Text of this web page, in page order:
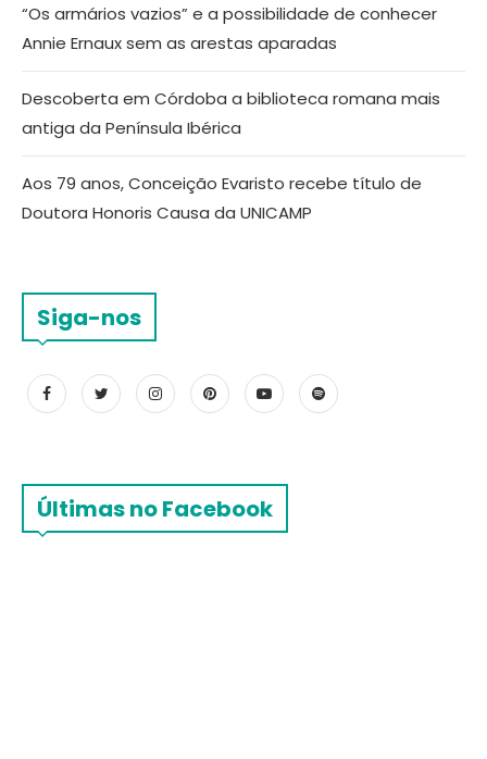
“Os armários vazios” e a possibilidade de conhecer
Annie Ernaux sem as arestas aparadas
Descoberta em Córdoba a biblioteca romana mais
antiga da Península Ibérica
Aos 79 anos, Conceição Evaristo recebe título de
Doutora Honoris Causa da UNICAMP
Siga-nos
Últimas no Facebook